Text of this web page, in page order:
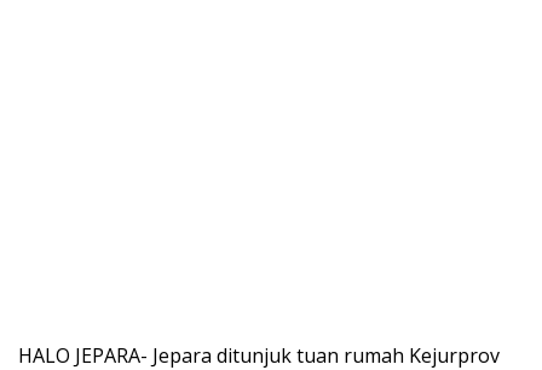
HALO JEPARA- Jepara ditunjuk tuan rumah Kejurprov